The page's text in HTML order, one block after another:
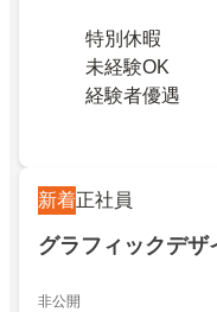
特別休暇
未経験OK
経験者優遇
新着正社員
グラフィックデザ
非公開